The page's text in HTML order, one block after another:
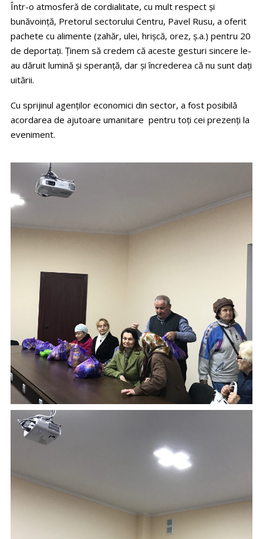
Într-o atmosferă de cordialitate, cu mult respect și
bunăvoință, Pretorul sectorului Centru, Pavel Rusu, a oferit
pachete cu alimente (zahăr, ulei, hrișcă, orez, ș.a.) pentru 20
de deportaţi. Ținem să credem că aceste gesturi sincere le-
au dăruit lumină și speranţă, dar și încrederea că nu sunt dați
uitării.
Cu sprijinul agenţilor economici din sector, a fost posibilă
acordarea de ajutoare umanitare pentru toţi cei prezenţi la
eveniment.